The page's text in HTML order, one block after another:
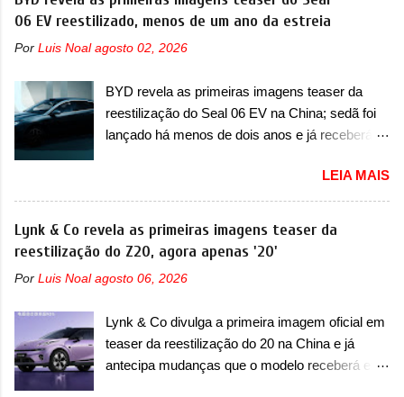
mercado automotivo. Há alguns anos era
improvável pensar que uma picape chagaria ao
Strada fez. Mais do que isso: ela é a prova viva
que time que está ganhando se mexe sim. Ao
longo da sua história, ela...
certeza foi um grandioso lançamento da
ano também era lançada a nova geração do
ganhava uma nova geração feita do zero,
apelidada de "Bolinha" por suas formas
arredondadas. Além do Gol, outro Volkswagen
versão hatchback do Logus que chegava
depois de um ano de atraso. A invasão de 1994
foi marcava pelos franceses, alemães,
japoneses e coreanos que chegaram
arrancando corações em nosso mercado. Os
vendas em 1994 foram o Renault R19 que
vinha em 3 versões de carroceria, sendo duas
do hatch e o sedan, a famosa Kia Besta, o Vol...
06 EV reestilizado, menos de um ano da estreia
Por Luis Noal agosto 02, 2026
BYD revela as primeiras imagens teaser da
reestilização do Seal 06 EV na China; sedã foi
lançado há menos de dois anos e já receberá a
primeiras imagens teaser de uma mudança
visual para um dos seus menores sedãs
elétricos na China, pertencente à linha Ocean.
Trata-se do Seal 06 EV, lançado no segundo
semestre de 2025. Sim, há menos de um ano.
O modelo agora passará a ser vendido com
que vão atualizá-los para a identidade visual
mais moderna da marca, mas ainda sem
motivos para que essa mudança já seja tão
LEIA MAIS
Lynk & Co revela as primeiras imagens teaser da
reestilização do Z20, agora apenas '20'
Por Luis Noal agosto 06, 2026
Lynk & Co divulga a primeira imagem oficial em
teaser da reestilização do 20 na China e já
antecipa mudanças que o modelo receberá em